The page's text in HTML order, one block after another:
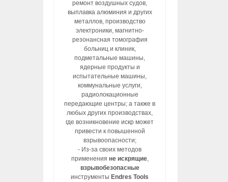
ремонт воздушных судов,
выплавка алюминия и других
металлов, производство
электроники, магнитно-
резонансная томография
больниц и клиник,
подметальные машины,
ядерные продукты и
испытательные машины,
коммунальные услуги,
радиолокационные
передающие центры; а также в
любых других производствах,
где возникновение искр может
привести к повышенной
взрывоопасности;
- Из-за своих методов
применения не искрящие,
взрывобезопасные
инструменты Endres Tools